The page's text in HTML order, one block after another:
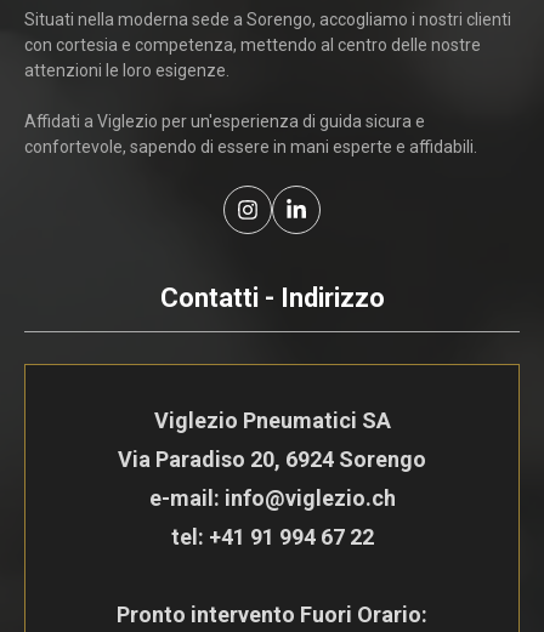
Situati nella moderna sede a Sorengo, accogliamo i nostri clienti
con cortesia e competenza, mettendo al centro delle nostre
attenzioni le loro esigenze.
Affidati a Viglezio per un'esperienza di guida sicura e
confortevole, sapendo di essere in mani esperte e affidabili.
Contatti - Indirizzo
Viglezio Pneumatici SA
Via Paradiso 20, 6924 Sorengo
e-mail: info@viglezio.ch
tel: +41 91 994 67 22
Pronto intervento Fuori Orario: